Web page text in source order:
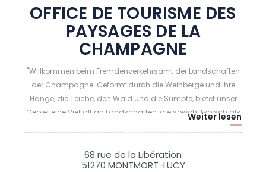
OFFICE DE TOURISME DES
PAYSAGES DE LA
CHAMPAGNE
"Willkommen beim Fremdenverkehrsamt der Landschaften
der Champagne. Geformt durch die Weinberge und ihre
Hänge, die Teiche, den Wald und die Sümpfe, bietet unser
Gebiet eine Vielfalt an Landschaften, die sowohl typisch als
durchquert und bietet Besuchern die Möglichkeit,
leidenschaftliche Winzer zu entdecken und die Geheimnisse
Weiter lesen
68 rue de la Libération
51270 MONTMORT-LUCY